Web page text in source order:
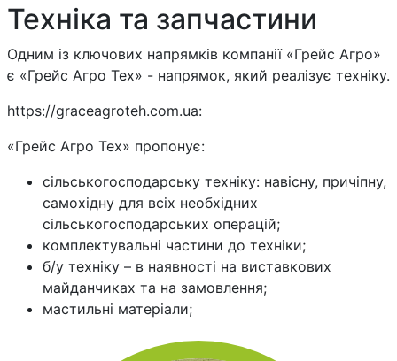
Техніка та запчастини
Одним із ключових напрямків компанії «Грейс Агро»
є «Грейс Агро Тех» - напрямок, який реалізує техніку.
https://graceagroteh.com.ua:
«Грейс Агро Тех» пропонує:
сільськогосподарську техніку: навісну, причіпну,
самохідну для всіх необхідних
сільськогосподарських операцій;
комплектувальні частини до техніки;
б/у техніку – в наявності на виставкових
майданчиках та на замовлення;
мастильні матеріали;